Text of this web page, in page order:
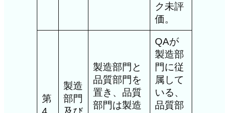
ク未評
価。
第
製造
部門
製造部門と
品質部門を
置き、品質
部門は製造
QAが
製造部
門に従
属して
いる、
品質部